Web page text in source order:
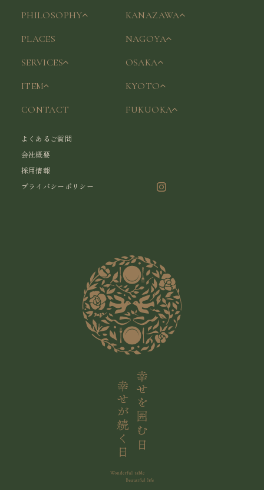
PHILOSOPHY
PLACES
SERVICES
ITEM
CONTACT
よくあるご質問
会社概要
採用情報
プライバシーポリシー
KANAZAWA
NAGOYA
OSAKA
KYOTO
FUKUOKA